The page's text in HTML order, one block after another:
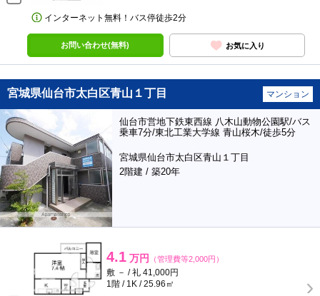
インターネット無料！バス停徒歩2分
お問い合わせ(無料) お気に入り
宮城県仙台市太白区青山１丁目 マンション
仙台市営地下鉄東西線 八木山動物公園駅/バス
乗車7分/東北工業大学線 青山桜木/徒歩5分
宮城県仙台市太白区青山１丁目
2階建 / 築20年
4.1 万円 （管理費等2,000円）
敷 － / 礼 41,000円
1階 / 1K / 25.96㎡